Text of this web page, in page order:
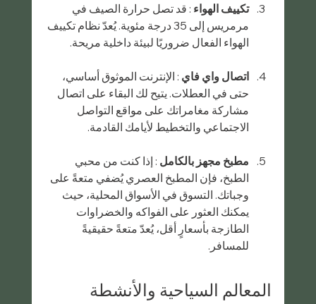
تكييف الهواء : قد تصل حرارة الصيف في
مرمريس إلى 35 درجة مئوية. يُعدّ نظام تكييف
الهواء الفعال ضروريًا لبيئة داخلية مريحة.
اتصال واي فاي : الإنترنت الموثوق أساسي،
حتى في العطلات. يتيح لك البقاء على اتصال
مشاركة مغامراتك على مواقع التواصل
الاجتماعي والتخطيط لأيامك القادمة.
مطبخ مجهز بالكامل : إذا كنت من محبي
الطبخ، فإن المطبخ العصري يُضفي متعةً على
وجباتك. التسوق في الأسواق المحلية، حيث
يمكنك العثور على الفواكه والخضراوات
الطازجة بأسعارٍ أقل، يُعدّ متعةً حقيقيةً
للمسافر.
المعالم السياحية والأنشطة